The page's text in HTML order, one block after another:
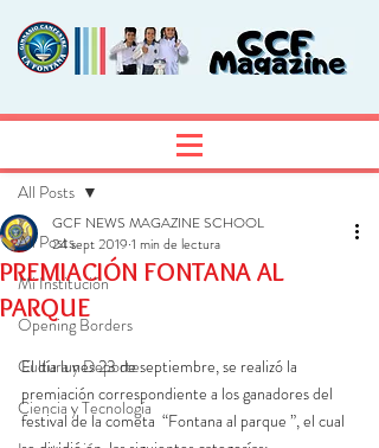
All Posts
Mi Institución
Opening Borders
Cultura y Deporte
Ciencia y Tecnología
All Posts
PREMIACIÓN FONTANA AL
PARQUE
GCF NEWS MAGAZINE SCHOOL
24 sept 2019 1 min de lectura
El día lunes 23 de septiembre, se realizó la
premiación correspondiente a los ganadores del
festival de la cometa  “Fontana al parque ”, el cual